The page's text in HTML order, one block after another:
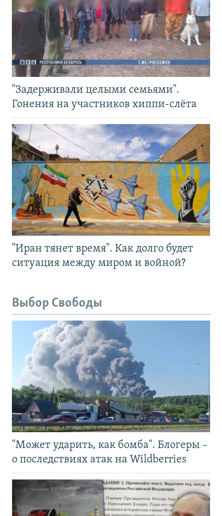
"Задерживали целыми семьями".
Гонения на участников хиппи-слёта
"Иран тянет время". Как долго будет
ситуация между миром и войной?
Выбор Свободы
"Может ударить, как бомба". Блогеры –
о последствиях атак на Wildberries